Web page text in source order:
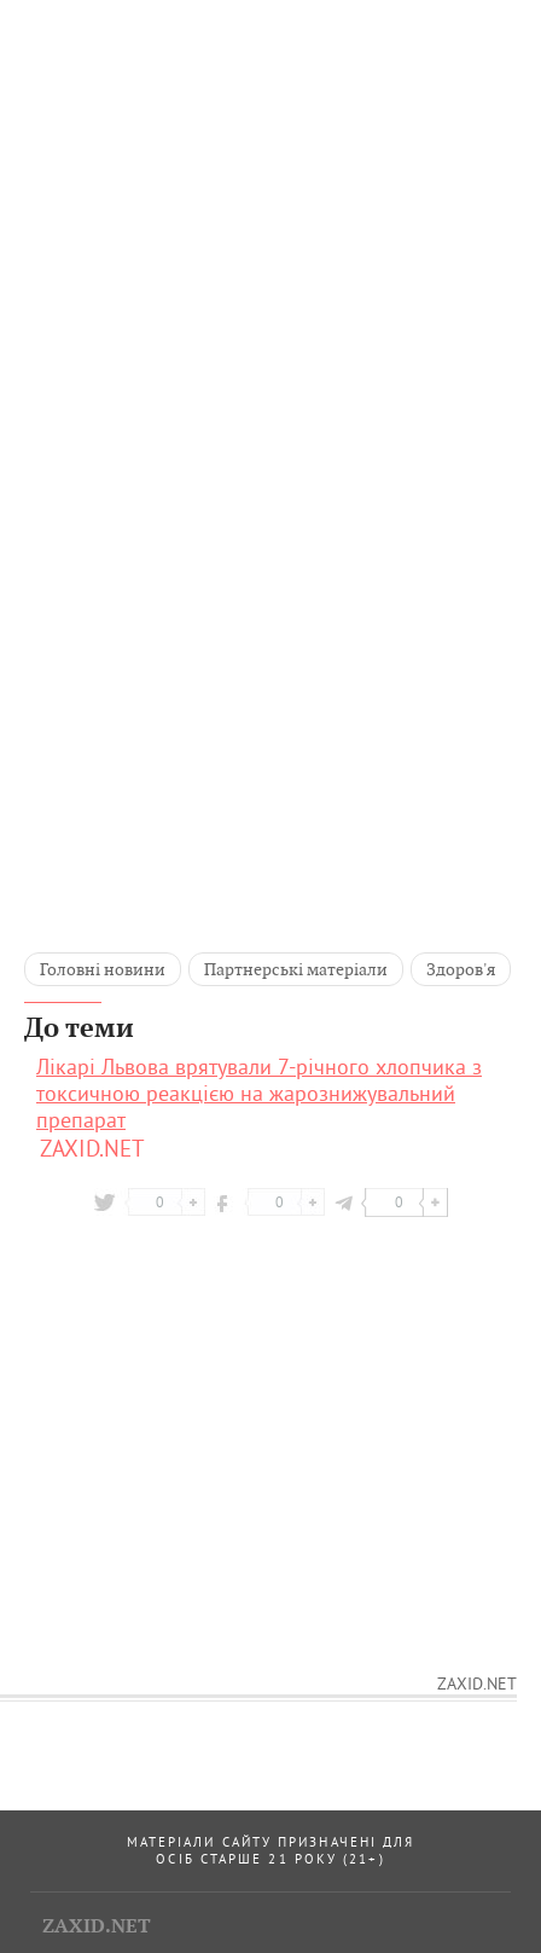
Головні новини Партнерські матеріали Здоров'я
До теми
Лікарі Львова врятували 7-річного хлопчика з
токсичною реакцією на жарознижувальний
препарат
ZAXID.NET
0 0 0
ZAXID.NET
МАТЕРІАЛИ САЙТУ ПРИЗНАЧЕНІ ДЛЯ
ОСІБ СТАРШЕ 21 РОКУ (21+)
ZAXID.NET